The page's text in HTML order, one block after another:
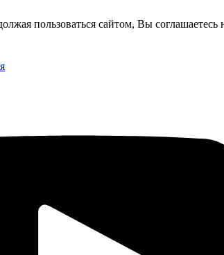
пользоваться сайтом, Вы